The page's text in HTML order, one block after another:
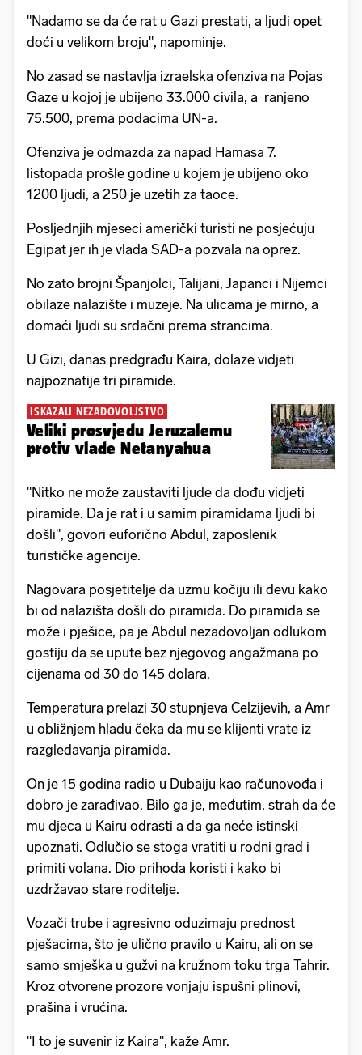
"Nadamo se da će rat u Gazi prestati, a ljudi opet
doći u velikom broju", napominje.
No zasad se nastavlja izraelska ofenziva na Pojas
Gaze u kojoj je ubijeno 33.000 civila, a ranjeno
75.500, prema podacima UN-a.
Ofenziva je odmazda za napad Hamasa 7.
listopada prošle godine u kojem je ubijeno oko
1200 ljudi, a 250 je uzetih za taoce.
Posljednjih mjeseci američki turisti ne posjećuju
Egipat jer ih je vlada SAD-a pozvala na oprez.
No zato brojni Španjolci, Talijani, Japanci i Nijemci
obilaze nalazište i muzeje. Na ulicama je mirno, a
domaći ljudi su srdačni prema strancima.
U Gizi, danas predgrađu Kaira, dolaze vidjeti
najpoznatije tri piramide.
ISKAZALI NEZADOVOLJSTVO
Veliki prosvjedu Jeruzalemu
protiv vlade Netanyahua
"Nitko ne može zaustaviti ljude da dođu vidjeti
piramide. Da je rat i u samim piramidama ljudi bi
došli", govori euforično Abdul, zaposlenik
turističke agencije.
Nagovara posjetitelje da uzmu kočiju ili devu kako
bi od nalazišta došli do piramida. Do piramida se
može i pješice, pa je Abdul nezadovoljan odlukom
gostiju da se upute bez njegovog angažmana po
cijenama od 30 do 145 dolara.
Temperatura prelazi 30 stupnjeva Celzijevih, a Amr
u obližnjem hladu čeka da mu se klijenti vrate iz
razgledavanja piramida.
On je 15 godina radio u Dubaiju kao računovođa i
dobro je zarađivao. Bilo ga je, međutim, strah da će
mu djeca u Kairu odrasti a da ga neće istinski
upoznati. Odlučio se stoga vratiti u rodni grad i
primiti volana. Dio prihoda koristi i kako bi
uzdržavao stare roditelje.
Vozači trube i agresivno oduzimaju prednost
pješacima, što je ulično pravilo u Kairu, ali on se
samo smješka u gužvi na kružnom toku trga Tahrir.
Kroz otvorene prozore vonjaju ispušni plinovi,
prašina i vrućina.
"I to je suvenir iz Kaira", kaže Amr.